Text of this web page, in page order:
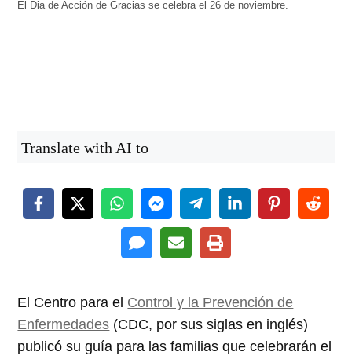
El Dia de Acción de Gracias se celebra el 26 de noviembre.
Translate with AI to
El Centro para el Control y la Prevención de
Enfermedades (CDC, por sus siglas en inglés)
publicó su guía para las familias que celebrarán el